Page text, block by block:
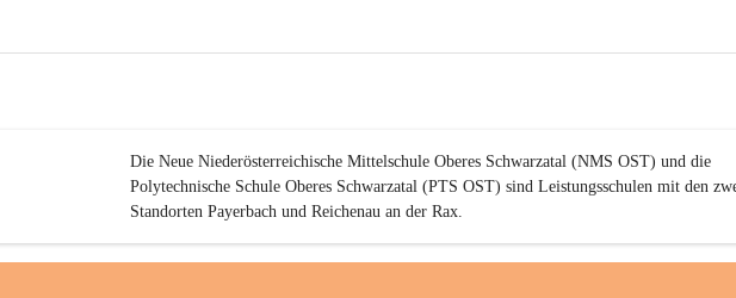
Die Neue Niederösterreichische Mittelschule Oberes Schwarzatal (NMS OST) und die
Polytechnische Schule Oberes Schwarzatal (PTS OST) sind Leistungsschulen mit den
Standorten Payerbach und Reichenau an der Rax.